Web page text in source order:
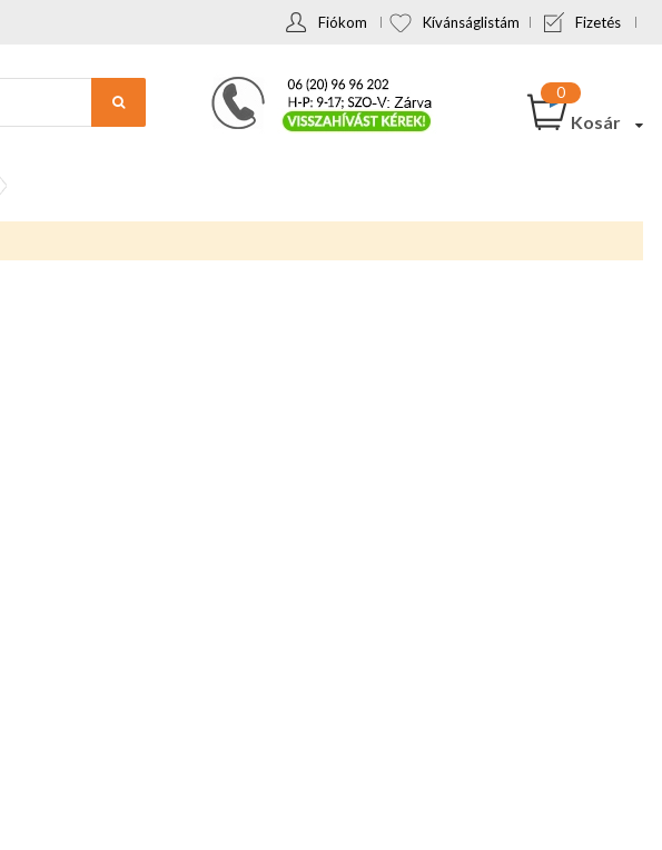
Fiókom Kívánságlistám Fizetés
Kosár